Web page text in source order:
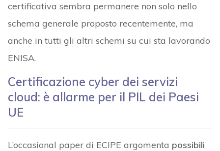
certificativa sembra permanere non solo nello
schema generale proposto recentemente, ma
anche in tutti gli altri schemi su cui sta lavorando
ENISA.
Certificazione cyber dei servizi
cloud: è allarme per il PIL dei Paesi
UE
L’occasional paper di ECIPE argomenta possibili